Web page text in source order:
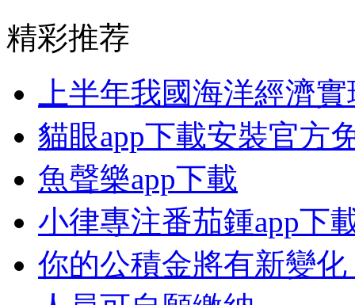
精彩推荐
上半年我國海洋經濟
貓眼app下載安裝官方
魚聲樂app下載
小律專注番茄鍾app下
你的公積金將有新變